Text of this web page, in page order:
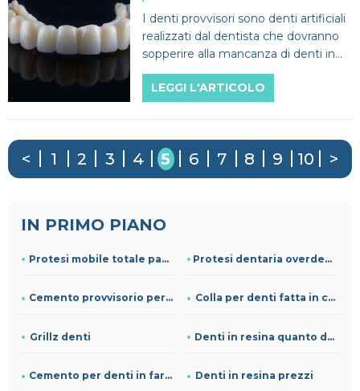
I denti provvisori sono denti artificiali
realizzati dal dentista che dovranno
sopperire alla mancanza di denti in
un paziente per un periodo di tempo
limitato.
LEGGI L'ARTICOLO
< 1 2 3 4 5 6 7 8 9 10 >
IN PRIMO PIANO
Protesi mobile totale passaggi Protesi dentaria overdenture prezzi
Cemento provvisorio per denti Colla per denti fatta in casa
Grillz denti Denti in resina quanto durano
Cemento per denti in farmacia Denti in resina prezzi